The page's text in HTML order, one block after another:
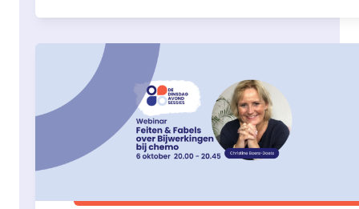
Desinformatie in de zorg door Joey Scheufler –
november om 20.00 uur. De webinars zijn via
van 20.00 – 20.45 Aanmeldformulier webinar
Desinformatie in de Zorg door Joey … <a
href="https://servier.nl/aanmelden-webinar-
desinformatie-in-de-zorg-3-
november/">Continued</a>